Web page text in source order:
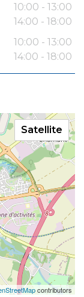
10:00 - 13:00
14:00 - 18:00
10:00 - 13:00
14:00 - 18:00
contributors
Satellite